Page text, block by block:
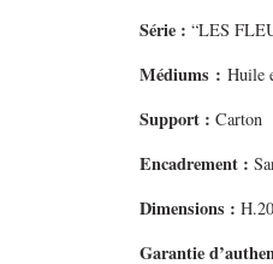
Série : “LES
Médiums :Huile
Support : Carton
Encadrement :
Dimensions :
Garantie